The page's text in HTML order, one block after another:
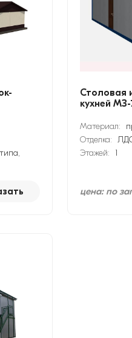
Столовая
кухней МЗ-
Материал:
Отделка:
Этажей:
1
цена: по